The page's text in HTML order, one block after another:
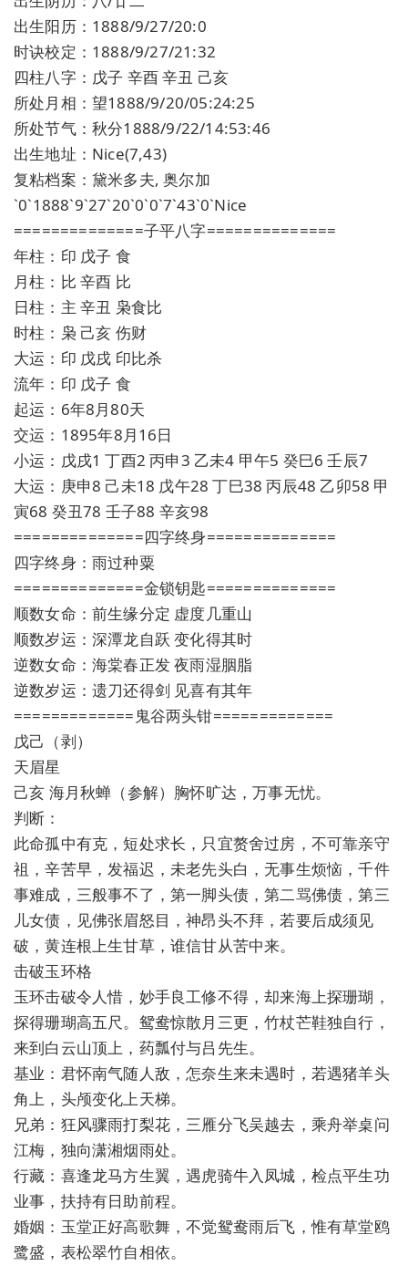
出生阳历：1888/9/27/20:0
时诀校定：1888/9/27/21:32
四柱八字：戊子 辛酉 辛丑 己亥
所处月相：望1888/9/20/05:24:25
所处节气：秋分1888/9/22/14:53:46
出生地址：Nice(7,43)
复粘档案：黛米多夫, 奥尔加
`0`1888`9`27`20`0`0`7`43`0`Nice
==============子平八字==============
年柱：印 戊子 食
月柱：比 辛酉 比
日柱：主 辛丑 枭食比
时柱：枭 己亥 伤财
大运：印 戊戌 印比杀
流年：印 戊子 食
起运：6年8月80天
交运：1895年8月16日
小运：戊戌1 丁酉2 丙申3 乙未4 甲午5 癸巳6 壬辰7
大运：庚申8 己未18 戊午28 丁巳38 丙辰48 乙卯58 甲
寅68 癸丑78 壬子88 辛亥98
==============四字终身==============
四字终身：雨过种粟
==============金锁钥匙==============
顺数女命：前生缘分定 虚度几重山
顺数岁运：深潭龙自跃 变化得其时
逆数女命：海棠春正发 夜雨湿胭脂
逆数岁运：遗刀还得剑 见喜有其年
=============鬼谷两头钳=============
戊己（剥）
天眉星
己亥 海月秋蝉（参解）胸怀旷达，万事无忧。
判断：
此命孤中有克，短处求长，只宜赘舍过房，不可靠亲守
祖，辛苦早，发福迟，未老先头白，无事生烦恼，千件
事难成，三般事不了，第一脚头债，第二骂佛债，第三
儿女债，见佛张眉怒目，神昂头不拜，若要后成须见
破，黄连根上生甘草，谁信甘从苦中来。
击破玉环格
玉环击破令人惜，妙手良工修不得，却来海上探珊瑚，
探得珊瑚高五尺。鸳鸯惊散月三更，竹杖芒鞋独自行，
来到白云山顶上，药瓢付与吕先生。
基业：君怀南气随人敌，怎奈生来未遇时，若遇猪羊头
角上，头颅变化上天梯。
兄弟：狂风骤雨打梨花，三雁分飞吴越去，乘舟举桌问
江梅，独向潇湘烟雨处。
行藏：喜逢龙马方生翼，遇虎骑牛入凤城，检点平生功
业事，扶持有日助前程。
婚姻：玉堂正好高歌舞，不觉鸳鸯雨后飞，惟有草堂鸥
鹭盛，表松翠竹自相依。